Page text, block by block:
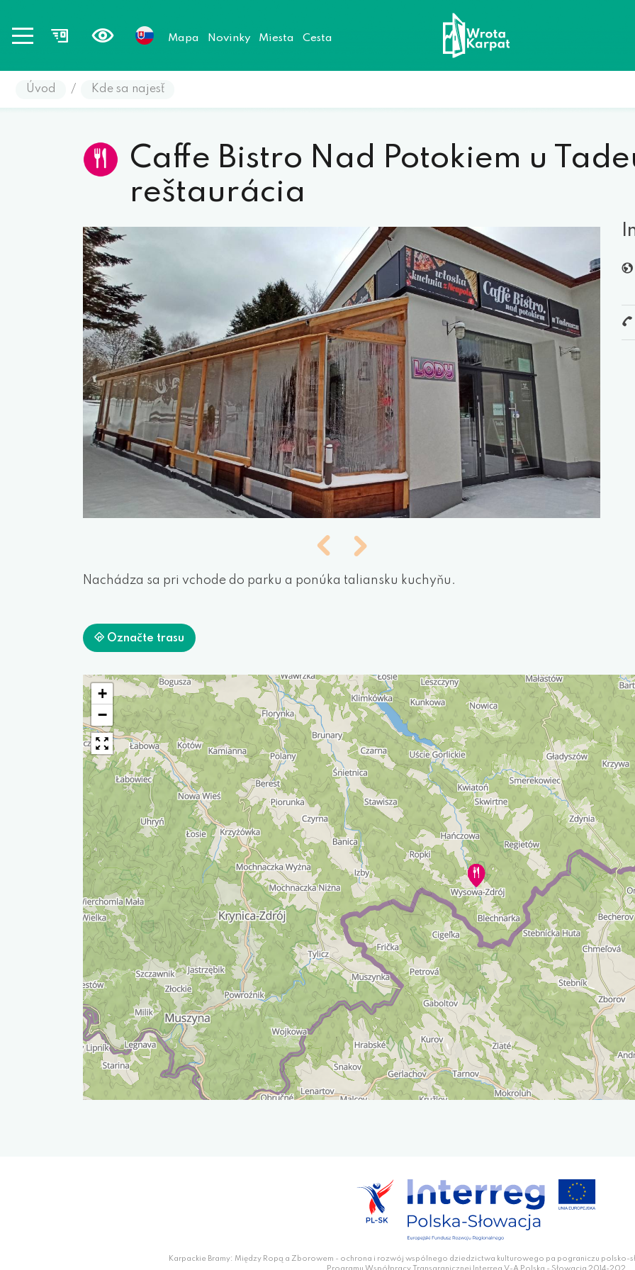
Mapa Novinky Miesta Cesta
Úvod / Kde sa najesť
Caffe Bistro Nad Potokiem u
reštaurácia
Nachádza sa pri vchode do parku a ponúka taliansku kuchyňu.
Označte trasu
+
−
Karpackie Bramy: Między Ropą a Zborowem - ochrona i rozwój wspólnego dziedzictwa kulturowego pa pograniczu polsko-
Programu Współpracy Transgranicznej Interreg V-A Polska - Słowacja 2014-202